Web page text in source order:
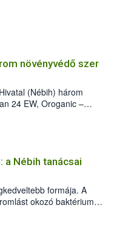
növényvédő szer
(Nébih) három
24 EW, Oroganic –
a szüretet követően,
elleni további
kiszerelésben kiskerti
termesztésben is
Nébih tanácsai
formája. A
okozó baktériumok
szabadtéri sütögetés
szól: legalább